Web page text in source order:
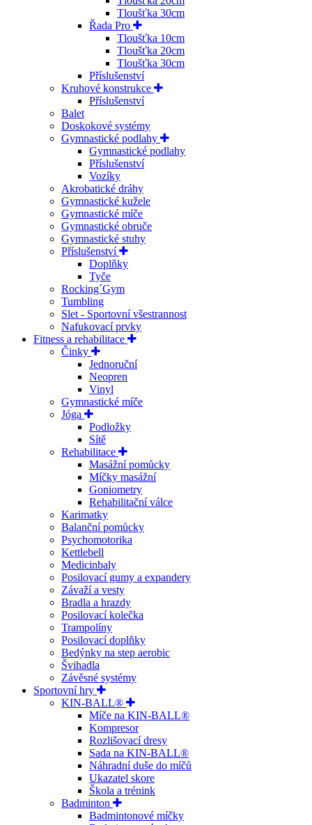
Tloušťka 30cm
Řada Pro
Tloušťka 10cm
Tloušťka 20cm
Tloušťka 30cm
Příslušenství
Kruhové konstrukce
Příslušenství
Balet
Doskokové systémy
Gymnastické podlahy
Gymnastické podlahy
Příslušenství
Vozíky
Akrobatické dráhy
Gymnastické kužele
Gymnastické míče
Gymnastické obruče
Gymnastické stuhy
Příslušenství
Doplňky
Tyče
Rocking´Gym
Tumbling
Slet - Sportovní všestrannost
Nafukovací prvky
Fitness a rehabilitace
Činky
Jednoruční
Neopren
Vinyl
Gymnastické míče
Jóga
Podložky
Sítě
Rehabilitace
Masážní pomůcky
Míčky masážní
Goniometry
Rehabilitační válce
Karimatky
Balanční pomůcky
Psychomotorika
Kettlebell
Medicinbaly
Posilovací gumy a expandery
Závaží a vesty
Bradla a hrazdy
Posilovací kolečka
Trampolíny
Posilovací doplňky
Bedýnky na step aerobic
Švihadla
Závěsné systémy
Sportovní hry
KIN-BALL®
Míče na KIN-BALL®
Kompresor
Rozlišovací dresy
Sada na KIN-BALL®
Náhradní duše do míčů
Ukazatel skore
Škola a trénink
Badminton
Badmintonové míčky